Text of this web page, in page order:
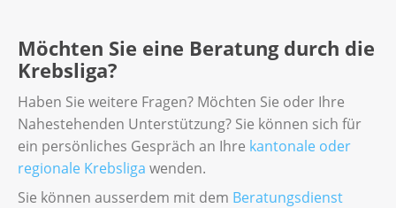
Möchten Sie eine Beratung durch die
Krebsliga?
Haben Sie weitere Fragen? Möchten Sie oder Ihre
Nahestehenden Unterstützung? Sie können sich für
ein persönliches Gespräch an Ihre kantonale oder
regionale Krebsliga wenden.
Sie können ausserdem mit dem Beratungsdienst